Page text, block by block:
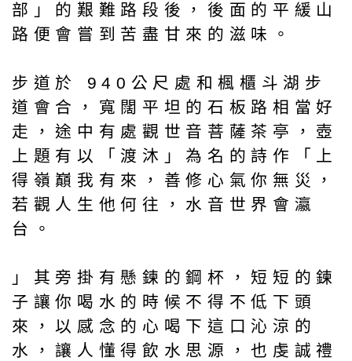
部」的艱難路段後，後面的平緩山
路便會嘗到苦盡甘來的滋味。
步道於 940公尺處和楓櫃斗湖步
道會合，寬闊平坦的石板路相當好
走，途中有處觀世音菩薩茶亭，壺
上題有以「渡沐」為名的詩作「上
得嶺巔我有來，善修心氣你無災，
若觀人生他何往，水音世界會瀛
台。
」其旁掛有懸鍊的鋼杯，短短的鍊
子讓你喝水的時候不得不低下頭
來，以感念的心喝下這口沁涼的
水，讓人懂得飲水思源，也虔誠禮